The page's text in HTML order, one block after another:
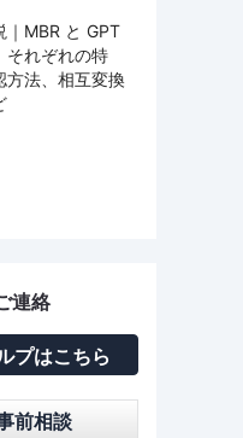
｜MBR と GPT
それぞれの特
方法、相互変換
連絡
プはこちら
前相談